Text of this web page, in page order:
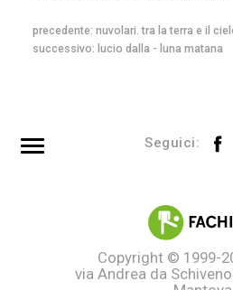
precedente: nuvolari. tra la terra e il
successivo: lucio dalla - luna matana
Seguici:
Site mapCopyright © 1999-
via Andrea da